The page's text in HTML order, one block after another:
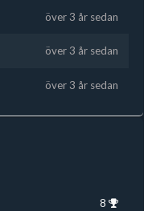
över 3 år sedan
över 3 år sedan
över 3 år sedan
8